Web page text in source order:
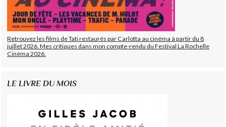
Retrouvez les films de Tati restaurés par Carlotta au cinéma à partir du 8
juillet 2026. Mes critiques dans mon compte-rendu du Festival La Rochelle
Cinéma 2026.
LE LIVRE DU MOIS